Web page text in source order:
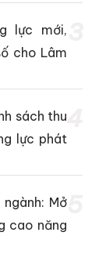
lực mới,
cho Lâm
sách thu
lực phát
Mở
cao năng